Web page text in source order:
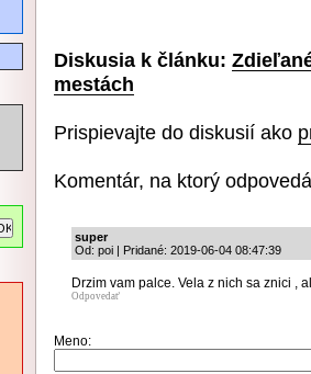
Diskusia k článku:
mestách
Prispievajte do diskusií ako
Komentár, na ktorý
super
Od: poi | Pridané: 2019-06-04 08:47:39
Drzim vam palce. Vela z nich sa znici ,
Odpovedať
Meno: